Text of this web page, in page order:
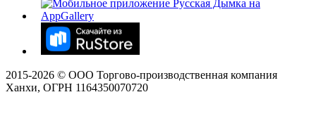
2015-2026 © ООО Торгово-производственная компания
Ханхи, ОГРН 1164350070720